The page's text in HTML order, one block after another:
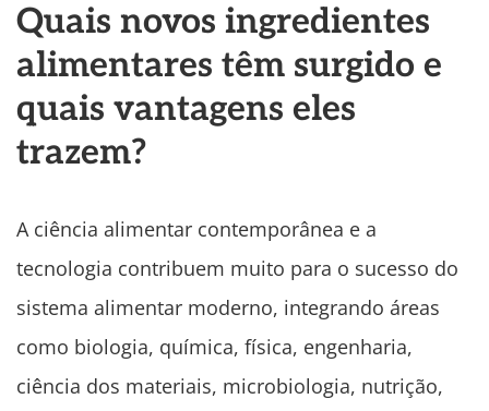
Quais novos ingredientes
alimentares têm surgido e
quais vantagens eles
trazem?
A ciência alimentar contemporânea e a
tecnologia contribuem muito para o sucesso do
sistema alimentar moderno, integrando áreas
como biologia, química, física, engenharia,
ciência dos materiais, microbiologia, nutrição,